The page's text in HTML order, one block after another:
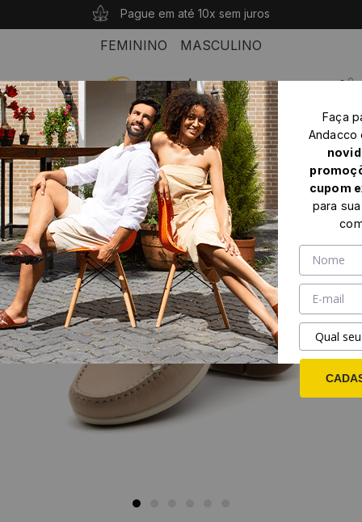
Compras acima de R$ 339 seu frete é grátis!
Pague em até 10x sem juros
10% OFF com o cupom: PRIMEIROANDACCO
FEMININO MASCULINO
0
Home Feminino
Mocassim feminino
Mocassim Feminino Julia em Couro Alfa Creme - 47016AC
Faça
cupom
para